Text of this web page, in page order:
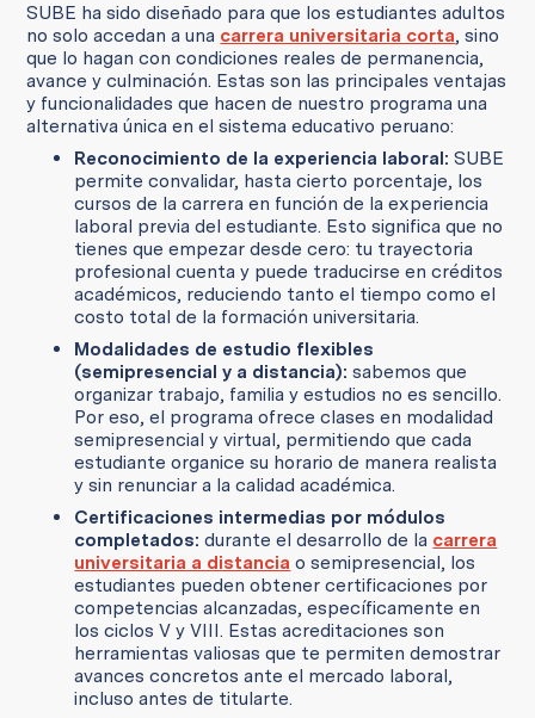
SUBE ha sido diseñado para que los estudiantes adultos
no solo accedan a una carrera universitaria corta, sino
que lo hagan con condiciones reales de permanencia,
avance y culminación. Estas son las principales ventajas
y funcionalidades que hacen de nuestro programa una
alternativa única en el sistema educativo peruano:
Reconocimiento de la experiencia laboral: SUBE
permite convalidar, hasta cierto porcentaje, los
cursos de la carrera en función de la experiencia
laboral previa del estudiante. Esto significa que no
tienes que empezar desde cero: tu trayectoria
profesional cuenta y puede traducirse en créditos
académicos, reduciendo tanto el tiempo como el
costo total de la formación universitaria.
Modalidades de estudio flexibles
(semipresencial y a distancia): sabemos que
organizar trabajo, familia y estudios no es sencillo.
Por eso, el programa ofrece clases en modalidad
semipresencial y virtual, permitiendo que cada
estudiante organice su horario de manera realista
y sin renunciar a la calidad académica.
Certificaciones intermedias por módulos
completados: durante el desarrollo de la carrera
universitaria a distancia o semipresencial, los
estudiantes pueden obtener certificaciones por
competencias alcanzadas, específicamente en
los ciclos V y VIII. Estas acreditaciones son
herramientas valiosas que te permiten demostrar
avances concretos ante el mercado laboral,
incluso antes de titularte.